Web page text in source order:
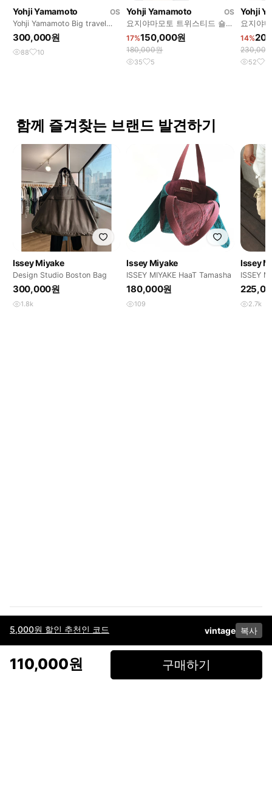
5,000원 할인 추천인 코드 vintage 복사
110,000원 구매하기
Yohji Yamamoto
OS
Yohji Yamamoto Big travel
bag
300,000원
88 10
Yohji Yamamoto
OS
요지야마모토 트위스티드 숄더
백
17%150,000원
180,000원
35 5
Yohji
요지야
트백
14%
230,000
52 14
함께 즐겨찾는 브랜드 발견하기
Issey Miyake
Design Studio Boston Bag
300,000원
1.8k
Issey Miyake
ISSEY MIYAKE HaaT Tamasha
180,000원
109
Issey
ISSEY
2.7k
이용약관고객센터판매개인정보 처리방침사업자 정보다운로드
페이스북